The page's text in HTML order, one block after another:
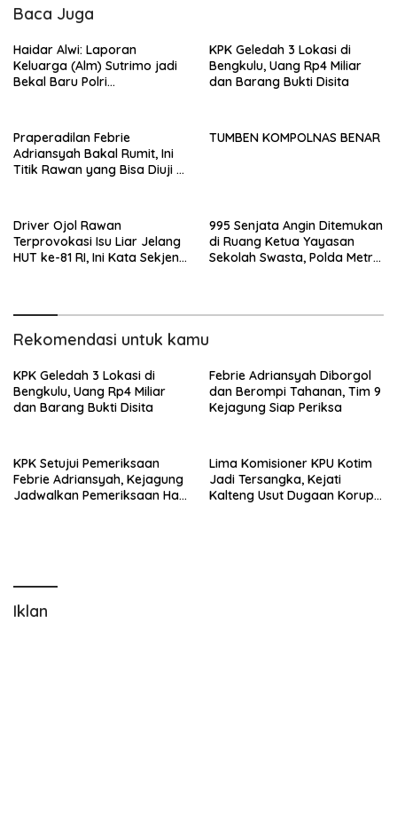
Baca Juga
Haidar Alwi: Laporan
Keluarga (Alm) Sutrimo jadi
Bekal Baru Polri
KPK Geledah 3 Lokasi di
Bengkulu, Uang Rp4 Miliar
dan Barang Bukti Disita
Praperadilan Febrie
Adriansyah Bakal Rumit, Ini
Titik Rawan yang Bisa Diuji di
TUMBEN KOMPOLNAS BENAR
Driver Ojol Rawan
Terprovokasi Isu Liar Jelang
HUT ke-81 RI, Ini Kata Sekjend
995 Senjata Angin Ditemukan
di Ruang Ketua Yayasan
Sekolah Swasta, Polda Metro
Rekomendasi untuk kamu
KPK Geledah 3 Lokasi di
Bengkulu, Uang Rp4 Miliar
dan Barang Bukti Disita
Febrie Adriansyah Diborgol
dan Berompi Tahanan, Tim 9
Kejagung Siap Periksa
KPK Setujui Pemeriksaan
Febrie Adriansyah, Kejagung
Jadwalkan Pemeriksaan Hari
Lima Komisioner KPU Kotim
Jadi Tersangka, Kejati
Kalteng Usut Dugaan Korupsi
Iklan